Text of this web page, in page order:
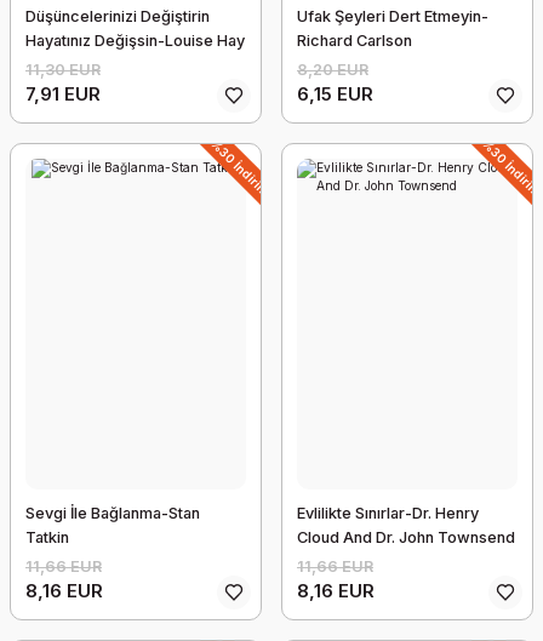
%5 İndirim
Düşüncelerinizi Değiştirin
Hayatınız Değişsin-Louise Hay
11,30 EUR
7,91 EUR
Ufak Şeyleri Dert Etmeyin-
Richard Carlson
8,20 EUR
6,15 EUR
%30 İndirim
Sevgi İle Bağlanma-Stan
Tatkin
11,66 EUR
8,16 EUR
%30 İndirim
Evlilikte Sınırlar-Dr. Henry
Cloud And Dr. John Townsend
11,66 EUR
8,16 EUR